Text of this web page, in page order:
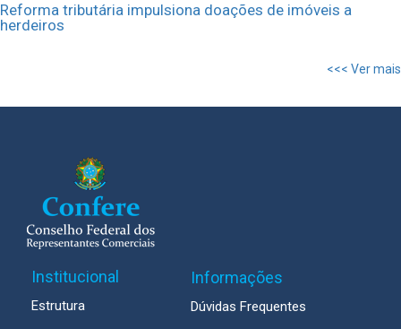
Reforma tributária impulsiona doações de imóveis a
herdeiros
<<< Ver mais
Institucional
Estrutura
Informações
Dúvidas Frequentes